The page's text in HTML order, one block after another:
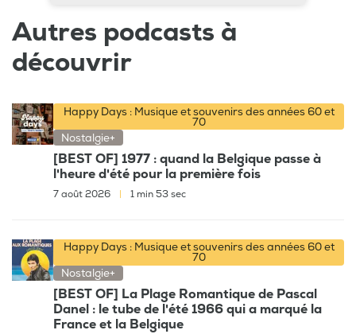
Autres podcasts à
découvrir
Happy Days : Musique et souvenirs des années 60 et
70
Nostalgie+
[BEST OF] 1977 : quand la Belgique passe à
l'heure d'été pour la première fois
7 août 2026 1 min 53 sec
Happy Days : Musique et souvenirs des années 60 et
70
Nostalgie+
[BEST OF] La Plage Romantique de Pascal
Danel : le tube de l'été 1966 qui a marqué la
France et la Belgique